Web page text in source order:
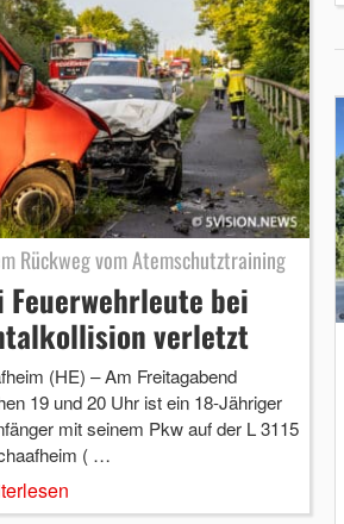
Rückweg vom Atemschutztraining
Feuerwehrleute bei
verletzt
(HE) – Am Freitagabend
19 und 20 Uhr ist ein 18-Jähriger
mit seinem Pkw auf der L 3115
( …